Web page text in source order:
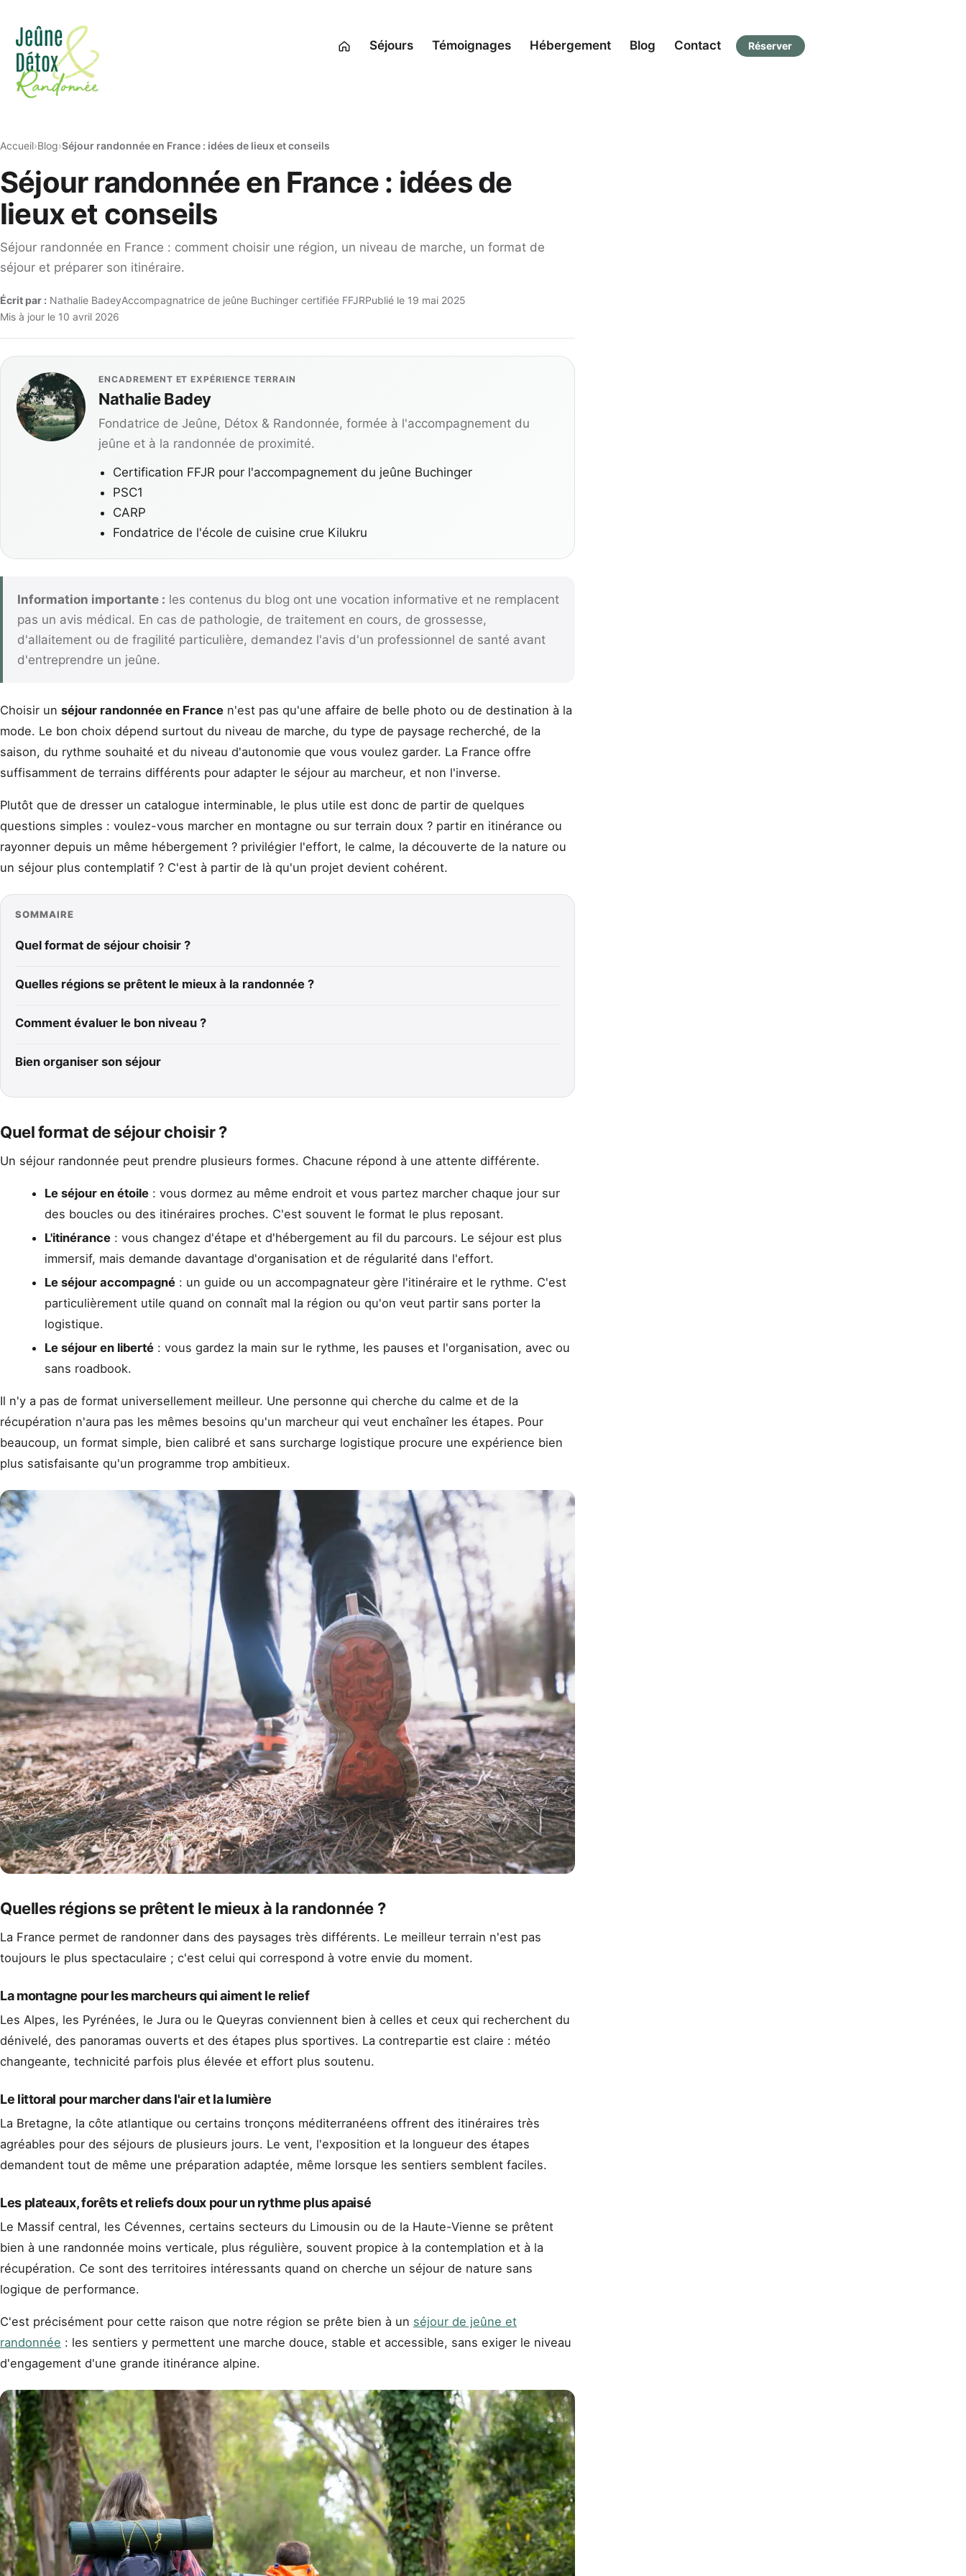
Séjours Témoignages Hébergement Blog Contact Réserver
Accueil Blog Séjour randonnée en France : idées de lieux et conseils
Séjour randonnée en France : idées de
lieux et conseils
Séjour randonnée en France : comment choisir une région, un niveau de marche, un format de
séjour et préparer son itinéraire.
Écrit par : Nathalie BadeyAccompagnatrice de jeûne Buchinger certifiée FFJRPublié le 19 mai 2025
Mis à jour le 10 avril 2026
ENCADREMENT ET EXPÉRIENCE TERRAIN
Nathalie Badey
Fondatrice de Jeûne, Détox & Randonnée, formée à l'accompagnement du
jeûne et à la randonnée de proximité.
Certification FFJR pour l'accompagnement du jeûne Buchinger
PSC1
CARP
Fondatrice de l'école de cuisine crue Kilukru
Information importante : les contenus du blog ont une vocation informative et ne remplacent
pas un avis médical. En cas de pathologie, de traitement en cours, de grossesse,
d'allaitement ou de fragilité particulière, demandez l'avis d'un professionnel de santé avant
d'entreprendre un jeûne.
Choisir un séjour randonnée en France n'est pas qu'une affaire de belle photo ou de destination à la
mode. Le bon choix dépend surtout du niveau de marche, du type de paysage recherché, de la
saison, du rythme souhaité et du niveau d'autonomie que vous voulez garder. La France offre
suffisamment de terrains différents pour adapter le séjour au marcheur, et non l'inverse.
Plutôt que de dresser un catalogue interminable, le plus utile est donc de partir de quelques
questions simples : voulez-vous marcher en montagne ou sur terrain doux ? partir en itinérance ou
rayonner depuis un même hébergement ? privilégier l'effort, le calme, la découverte de la nature ou
un séjour plus contemplatif ? C'est à partir de là qu'un projet devient cohérent.
SOMMAIRE
Quel format de séjour choisir ?
Quelles régions se prêtent le mieux à la randonnée ?
Comment évaluer le bon niveau ?
Bien organiser son séjour
Quel format de séjour choisir ?
Un séjour randonnée peut prendre plusieurs formes. Chacune répond à une attente différente.
Le séjour en étoile : vous dormez au même endroit et vous partez marcher chaque jour sur
des boucles ou des itinéraires proches. C'est souvent le format le plus reposant.
L'itinérance : vous changez d'étape et d'hébergement au fil du parcours. Le séjour est plus
immersif, mais demande davantage d'organisation et de régularité dans l'effort.
Le séjour accompagné : un guide ou un accompagnateur gère l'itinéraire et le rythme. C'est
particulièrement utile quand on connaît mal la région ou qu'on veut partir sans porter la
logistique.
Le séjour en liberté : vous gardez la main sur le rythme, les pauses et l'organisation, avec ou
sans roadbook.
Il n'y a pas de format universellement meilleur. Une personne qui cherche du calme et de la
récupération n'aura pas les mêmes besoins qu'un marcheur qui veut enchaîner les étapes. Pour
beaucoup, un format simple, bien calibré et sans surcharge logistique procure une expérience bien
plus satisfaisante qu'un programme trop ambitieux.
Quelles régions se prêtent le mieux à la randonnée ?
La France permet de randonner dans des paysages très différents. Le meilleur terrain n'est pas
toujours le plus spectaculaire ; c'est celui qui correspond à votre envie du moment.
La montagne pour les marcheurs qui aiment le relief
Les Alpes, les Pyrénées, le Jura ou le Queyras conviennent bien à celles et ceux qui recherchent du
dénivelé, des panoramas ouverts et des étapes plus sportives. La contrepartie est claire : météo
changeante, technicité parfois plus élevée et effort plus soutenu.
Le littoral pour marcher dans l'air et la lumière
La Bretagne, la côte atlantique ou certains tronçons méditerranéens offrent des itinéraires très
agréables pour des séjours de plusieurs jours. Le vent, l'exposition et la longueur des étapes
demandent tout de même une préparation adaptée, même lorsque les sentiers semblent faciles.
Les plateaux, forêts et reliefs doux pour un rythme plus apaisé
Le Massif central, les Cévennes, certains secteurs du Limousin ou de la Haute-Vienne se prêtent
bien à une randonnée moins verticale, plus régulière, souvent propice à la contemplation et à la
récupération. Ce sont des territoires intéressants quand on cherche un séjour de nature sans
logique de performance.
C'est précisément pour cette raison que notre région se prête bien à un séjour de jeûne et
randonnée : les sentiers y permettent une marche douce, stable et accessible, sans exiger le niveau
d'engagement d'une grande itinérance alpine.